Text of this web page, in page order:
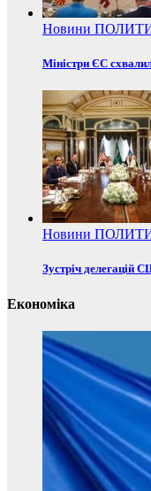
Новини
Міністри ЄС
Новини
Зустріч делегацій
Економіка